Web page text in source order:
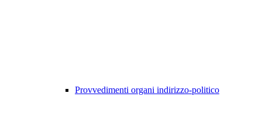
Provvedimenti organi indirizzo-politico